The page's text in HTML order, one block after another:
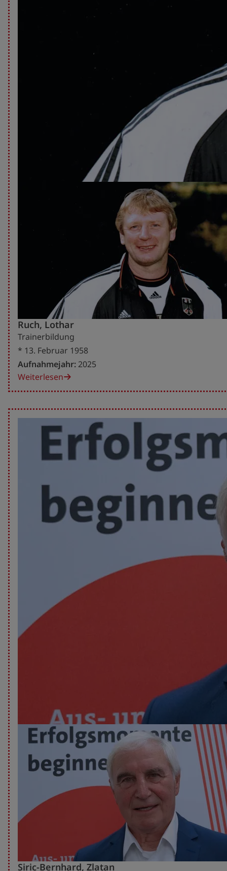
Ruch, Lothar
Trainerbildung
* 13. Februar 1958
Aufnahmejahr: 2025
Weiterlesen
Siric-Bernhard, Zlatan